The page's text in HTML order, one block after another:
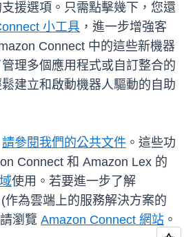
援選項。只需點擊幾下，您還
小工具 ，進一步增強客
Connect 中的這些新機器
理多個應用程式或自訂整合的
建立和啟動機器人驅動的自助
請參閱我們的公共文件 。這些功
Connect 和 Amazon Lex 的
使用。若要進一步了解
作為雲端上的服務解決方案的
瀏覽 Amazon Connect 網站 。